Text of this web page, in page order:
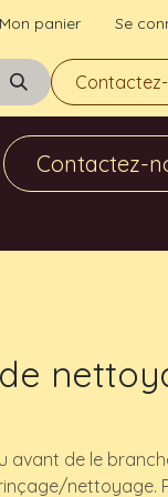
Mon panier Se
Contactez-
avant de le
nettoyage.